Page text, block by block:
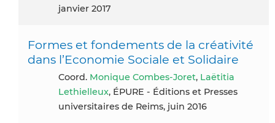
janvier 2017
Formes et fondements de la créativité
dans l’Economie Sociale et Solidaire
coord. Monique Combes-Joret, Laëtitia
Lethielleux, ÉPURE - Éditions et Presses
universitaires de Reims, juin 2016